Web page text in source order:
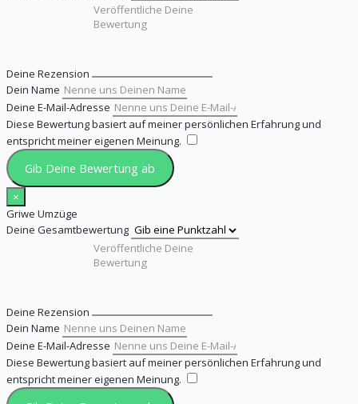
Deine Rezension
Dein Name
Deine E-Mail-Adresse
Diese Bewertung basiert auf meiner persönlichen Erfahrung und
entspricht meiner eigenen Meinung.
Gib Deine Bewertung ab
×
Griwe Umzüge
Deine Gesamtbewertung
Deine Rezension
Dein Name
Deine E-Mail-Adresse
Diese Bewertung basiert auf meiner persönlichen Erfahrung und
entspricht meiner eigenen Meinung.